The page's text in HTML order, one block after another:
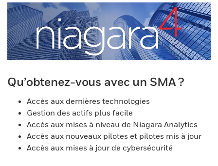
Qu’obtenez-vous avec un SMA ?
Accès aux dernières technologies
Gestion des actifs plus facile
Accès aux mises à niveau de Niagara Analytics
Accès aux nouveaux pilotes et pilotes mis à jour
Accès aux mises à jour de cybersécurité